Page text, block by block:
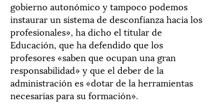
gobierno autonómico y tampoco podemos
instaurar un sistema de desconfianza hacia los
profesionales», ha dicho el titular de
Educación, que ha defendido que los
profesores «saben que ocupan una gran
responsabilidad» y que el deber de la
administración es «dotar de la herramientas
necesarias para su formación».